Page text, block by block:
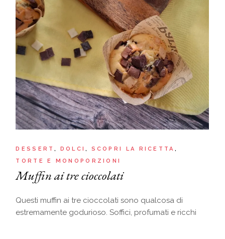
DESSERT DOLCI
SCOPRI LA RICETTA
TORTE E MONOPORZIONI
Muffin ai tre cioccolati
Questi muffin ai tre cioccolati sono qualcosa di
estremamente godurioso. Soffici, profumati e ricchi